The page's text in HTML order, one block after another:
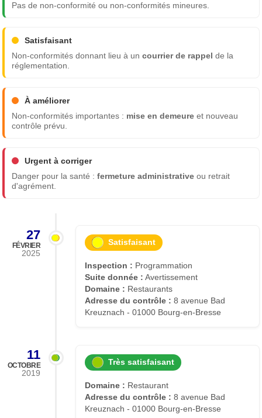
Pas de non-conformité ou non-conformités mineures.
Satisfaisant
Non-conformités donnant lieu à uncourrier de rappel de la
réglementation.
À améliorer
Non-conformités importantes : mise en demeure et nouveau
contrôle prévu.
Urgent à corriger
Danger pour la santé :fermeture administrative ou retrait
d'agrément.
27
FÉVRIER
2025
Satisfaisant
Inspection : Programmation
Suite donnée : Avertissement
Domaine : Restaurants
Adresse du contrôle : 8 avenue Bad
Kreuznach - 01000 Bourg-en-Bresse
11
OCTOBRE
2019
Très satisfaisant
Domaine : Restaurant
Adresse du contrôle : 8 avenue Bad
Kreuznach - 01000 Bourg-en-Bresse